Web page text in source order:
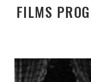
FILMS